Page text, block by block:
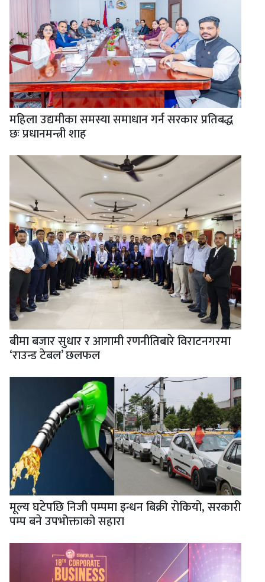
महिला उद्यमीका समस्या समाधान गर्न सरकार प्रतिबद्ध
छः प्रधानमन्त्री शाह
बीमा बजार सुधार र आगामी रणनीतिबारे विराटनगरमा
‘राउन्ड टेबल’ छलफल
मूल्य घटेपछि निजी पम्पमा इन्धन बिक्री रोकियो, सरकारी
पम्प बने उपभोक्ताको सहारा